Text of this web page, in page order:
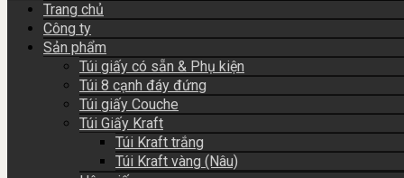
Trang chủ
Công ty
Sản phẩm
Túi giấy có sẵn & Phụ kiện
Túi 8 cạnh đáy đứng
Túi giấy Couche
Túi Giấy Kraft
Túi Kraft trắng
Túi Kraft vàng (Nâu)